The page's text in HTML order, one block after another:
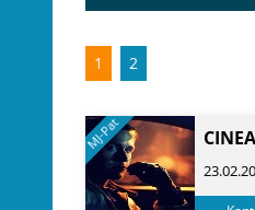
1 2
MJ-Pat